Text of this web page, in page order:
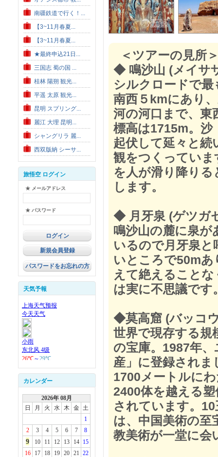
南疆鉄道で行く！...
【3~11月春夏...
【3~11月春夏...
★最終申込21日...
三国志 蜀の国 ...
桂林 陽朔 観光...
平遥 太原 観光...
昆明 スプリング...
麗江 大理 昆明...
シャングリラ 麗...
西双版納 シーサ...
旅悟空 ログイン
★ メールアドレス
★ パスワード
新規会員登録
パスワードをお忘れの方
天気予報
カレンダー
2026年 08月
日
月 火 水 木 金 土
1
2
3 4 5 6 7 8
9 10 11 12 13 14
15
16
17 18 19 20 21 22
＜ツアーの見所
◆ 鳴沙山 (メイサ
シルクロードで
南西５kmにあり
河の河口まで、東
標高は1715m。
起伏して延々と続
観をつくっていま
を人が滑り降り
します。
◆ 月牙泉 (ゲツガ
鳴沙山の麓に泉が
いるので月牙泉
いところで50mあ
えて絶えること
は実に不思議です
◆莫高窟 (バッコ
世界で現存する規
の宝庫。1987年
産」に登録されま
1700メートルに
2400体を越える
されています。
は、中国美術の
教美術が一堂に会